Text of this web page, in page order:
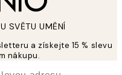
SVĚTU UMĚNÍ
a získejte 15 % slevu
nákupu.